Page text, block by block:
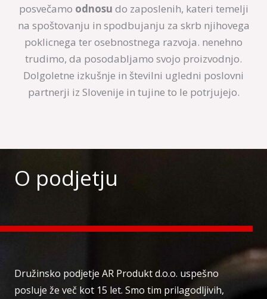
posvečamo odnosu do zaposlenih, kateri temelji
na spoštovanju in spodbujanju za skrb njihovega
poklicnega ter osebnostnega razvoja. nenehno
trudimo, da posodabljamo svojo proizvodnjo.
Dolgoletne izkušnje in številni ugledni poslovni
partnerji iz Slovenije in tujine to le potrjujejo.
O podjetju
Družinsko podjetje AR Produkt d.o.o. uspešno
posluje že več kot 15 let. Smo tim prilagodljivih,